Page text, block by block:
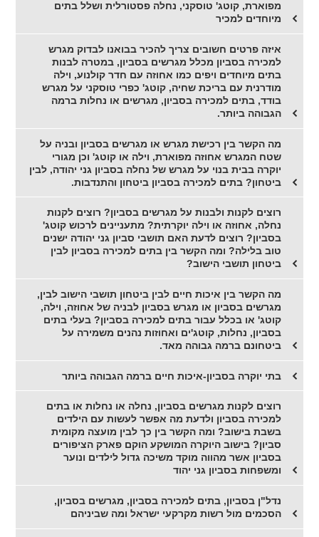
מפוארת, קוטג' טוסקני, נחלה פסטורלית ושלל בתים
מיוחדים למכיר
איזה פרטים חשובים צריך להכיר בבואנו לבדוק מגרש
למכירה בסביון מכלל מגרשים בסביון, במטרה לבנות
בתים מיוחדים ויפים כמו אחוזה עם חדר קולנוע, וילה
מודרנית עם בריכת שחיה, קוטג' כפרי טוסקני על מגרש
בודד, בתים למכירה בסביון, מגרשים או נחלות ברמה
הגבוהה ביותר.
מה הקשר בין רכישת מגרש או מגרשים בסביון ובניה על
שטח המגרש אחוזה מפוארת, וילה או קוטג' וכן מגורי
יוקרה בבית בנוי על מגרש של נחלה בסביון גני יהודה, לבין
ביטחון? בתים למכירה בסביון ביטחון והתנדבות.
רוצים לקנות ולבנות על מגרשים בסביון? רוצים לקנות
נחלה, אחוזה או וילה יוקרתית? מתעניינים לרכוש קוטג'
בסביון? רוצים לדעת האם תושבי סביון גני יהודה ישנים
טוב בלילה? ומה הקשר בין בתים למכירה בסביון לבין
ביטחון תושבי הישוב?
מה הקשר בין איכות חיים לבין ביטחון תושבי הישוב לבין,
מגרשים בסביון או מגרש בסביון לבניה של אחוזה, וילה,
קוטג' או בכלל עבור בתים למכירה בסביון? בעלי בתים
בסביון, נחלות, קוטג'ים ואחוזות נהנים משמירה על
ביטחונם ברמה גבוהה מאד.
בתי יוקרה בסביון-איכות חיים ברמה הגבוהה ביותר
רוצים לקנות מגרשים בסביון, נחלה או נחלות או בתים
למכירה בסביון ולדעת מה אפשר לעשות עם הילדים
בשבת בישוב? ומה הקשר בין כך לבין מועצה מקומית
סביון? בישוב היוקרה המושקע הוקם פארק הציפורים
בסביון אשר מהווה מוקד משיכה גדול לילדים ונוער
ומשפחות בסביון גני יהוד
נדל"ן בסביון, בתים למכירה בסביון, מגרשים בסביון,
הסכמים מול רשות מקרקעי ישראל ומה שביניהם